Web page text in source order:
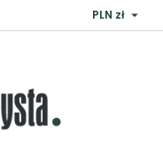
PLN zł 